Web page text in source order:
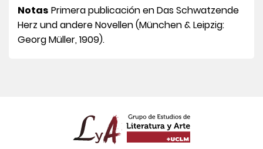
Notas Primera publicación en Das Schwatzende
Herz und andere Novellen (München & Leipzig:
Georg Müller, 1909).